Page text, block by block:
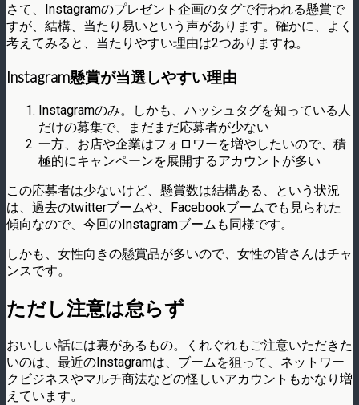
さて、Instagramのプレゼント企画のタグで行われる懸賞で
すが、結構、当たり易いという声があります。確かに、よく
考えてみると、当たりやすい理由は2つありますね。
Instagram懸賞が当選しやすい理由
Instagramのみ。しかも、ハッシュタグを知っている人
だけの募集で、まだまだ応募者が少ない
一方、お店や企業はフォロワーを増やしたいので、積
極的にキャンペーンを展開するアカウントが多い
この応募者は少ないけど、懸賞数は結構ある、という状況
は、過去のtwitterブームや、Facebookブームでも見られた
傾向なので、今回のInstagramブームも同様です。
しかも、女性向きの懸賞品が多いので、女性の皆さんはチャ
ンスです。
ただし注意は怠らず
おいしい話には裏があるもの。くれぐれもご注意いただきた
いのは、最近のInstagramは、ブームを狙って、ネットワー
クビジネスやマルチ商法などの怪しいアカウントもかなり増
えています。